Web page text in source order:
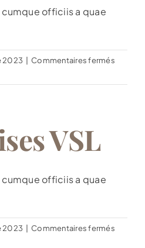
officiis a quae
2023 Commentaires ferméssur
de
VSL
officiis a quae
2023 Commentaires ferméssur